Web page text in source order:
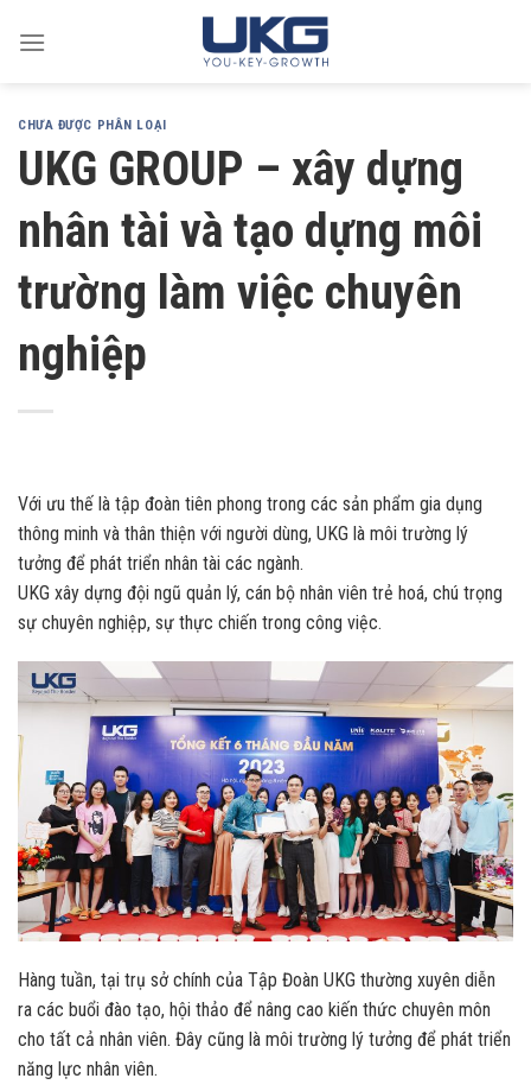
CHƯA ĐƯỢC PHÂN LOẠI
UKG GROUP – xây dựng
nhân tài và tạo dựng môi
trường làm việc chuyên
nghiệp
Với ưu thế là tập đoàn tiên phong trong các sản phẩm gia dụng
thông minh và thân thiện với người dùng, UKG là môi trường lý
tưởng để phát triển nhân tài các ngành.
UKG xây dựng đội ngũ quản lý, cán bộ nhân viên trẻ hoá, chú trọng
sự chuyên nghiệp, sự thực chiến trong công việc.
Hàng tuần, tại trụ sở chính của Tập Đoàn UKG thường xuyên diễn
ra các buổi đào tạo, hội thảo để nâng cao kiến thức chuyên môn
cho tất cả nhân viên. Đây cũng là môi trường lý tưởng để phát triển
năng lực nhân viên.